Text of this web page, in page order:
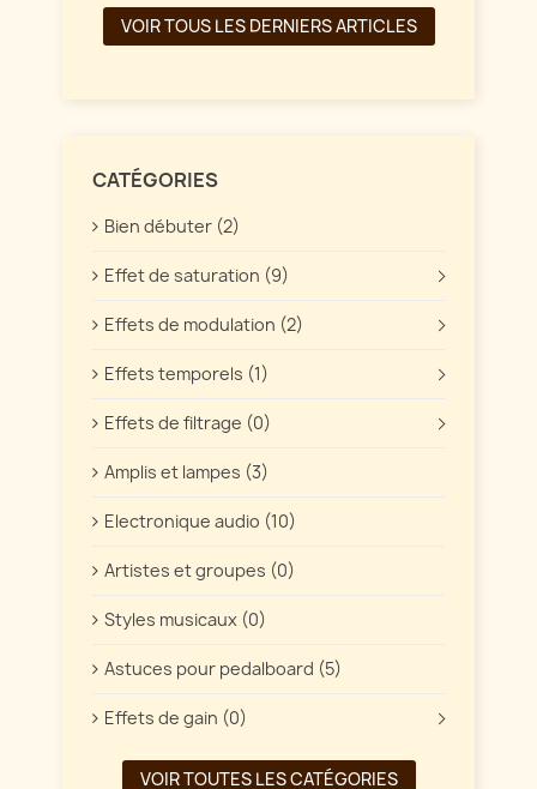
VOIR TOUS LES DERNIERS ARTICLES
CATÉGORIES
Bien débuter (2)
Effet de saturation (9)
Effets de modulation (2)
Effets temporels (1)
Effets de filtrage (0)
Amplis et lampes (3)
Electronique audio (10)
Artistes et groupes (0)
Styles musicaux (0)
Astuces pour pedalboard (5)
Effets de gain (0)
VOIR TOUTES LES CATÉGORIES